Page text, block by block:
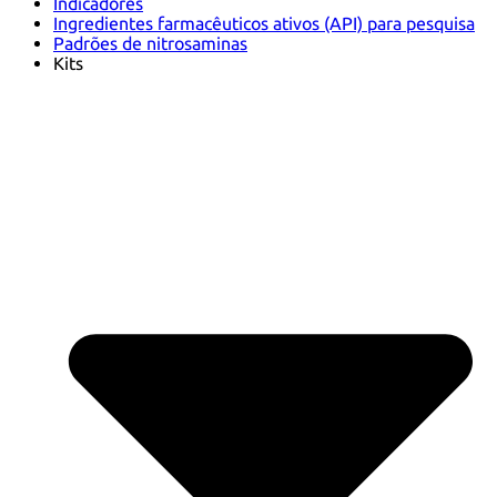
Ingredientes farmacêuticos ativos (API) para pesquisa
Padrões de nitrosaminas
Kits